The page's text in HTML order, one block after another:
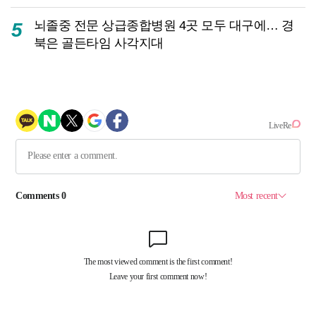
5
뇌졸중 전문 상급종합병원 4곳 모두 대구에… 경
북은 골든타임 사각지대